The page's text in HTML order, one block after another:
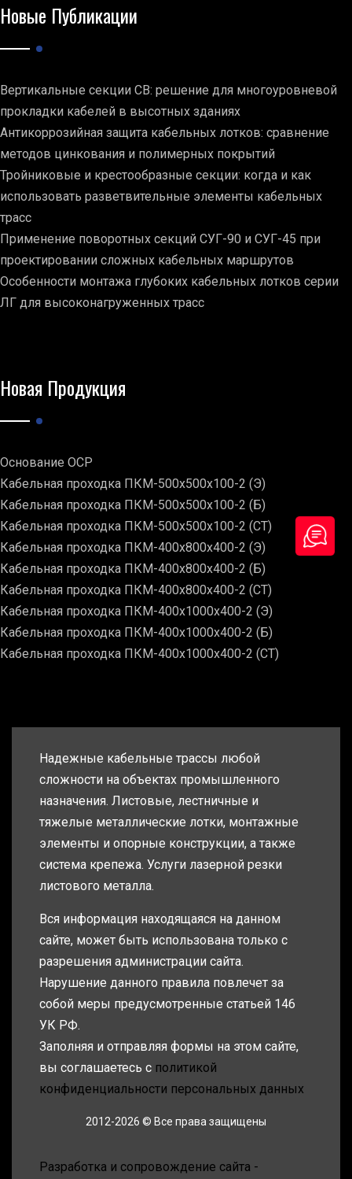
Новые Публикации
Вертикальные секции СВ: решение для многоуровневой
прокладки кабелей в высотных зданиях
Антикоррозийная защита кабельных лотков: сравнение
методов цинкования и полимерных покрытий
Тройниковые и крестообразные секции: когда и как
использовать разветвительные элементы кабельных
трасс
Применение поворотных секций СУГ-90 и СУГ-45 при
проектировании сложных кабельных маршрутов
Особенности монтажа глубоких кабельных лотков серии
ЛГ для высоконагруженных трасс
Новая Продукция
Основание ОСР
Кабельная проходка ПКМ-500х500х100-2 (Э)
Кабельная проходка ПКМ-500х500х100-2 (Б)
Кабельная проходка ПКМ-500х500х100-2 (СТ)
Кабельная проходка ПКМ-400х800х400-2 (Э)
Кабельная проходка ПКМ-400х800х400-2 (Б)
Кабельная проходка ПКМ-400х800х400-2 (СТ)
Кабельная проходка ПКМ-400х1000х400-2 (Э)
Кабельная проходка ПКМ-400х1000х400-2 (Б)
Кабельная проходка ПКМ-400х1000х400-2 (СТ)
Надежные кабельные трассы любой
сложности на объектах промышленного
назначения. Листовые, лестничные и
тяжелые металлические лотки, монтажные
элементы и опорные конструкции, а также
система крепежа. Услуги лазерной резки
листового металла.
Вся информация находящаяся на данном
сайте, может быть использована только с
разрешения администрации сайта.
Нарушение данного правила повлечет за
собой меры предусмотренные статьей 146
УК РФ.
Заполняя и отправляя формы на этом сайте,
вы соглашаетесь с политикой
конфиденциальности персональных данных
2012-2026 © Все права защищены
Разработка и сопровождение сайта -